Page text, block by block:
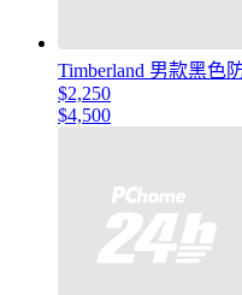
Timberland 男款黑色
$2,250
$4,500